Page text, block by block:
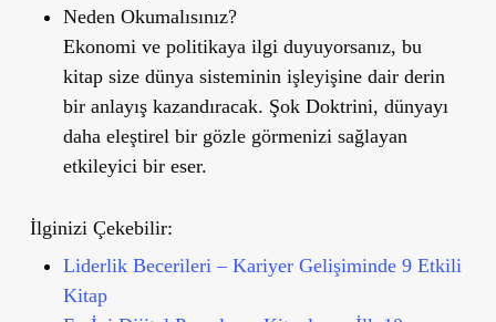
Neden Okumalısınız?
Ekonomi ve politikaya ilgi duyuyorsanız, bu
kitap size dünya sisteminin işleyişine dair derin
bir anlayış kazandıracak. Şok Doktrini, dünyayı
daha eleştirel bir gözle görmenizi sağlayan
etkileyici bir eser.
İlginizi Çekebilir:
Liderlik Becerileri – Kariyer Gelişiminde 9 Etkili
Kitap